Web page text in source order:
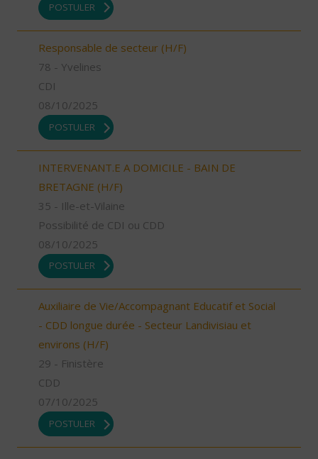
POSTULER
Responsable de secteur (H/F)
78 - Yvelines
CDI
08/10/2025
POSTULER
INTERVENANT.E A DOMICILE - BAIN DE
BRETAGNE (H/F)
35 - Ille-et-Vilaine
Possibilité de CDI ou CDD
08/10/2025
POSTULER
Auxiliaire de Vie/Accompagnant Educatif et Social
- CDD longue durée - Secteur Landivisiau et
environs (H/F)
29 - Finistère
CDD
07/10/2025
POSTULER